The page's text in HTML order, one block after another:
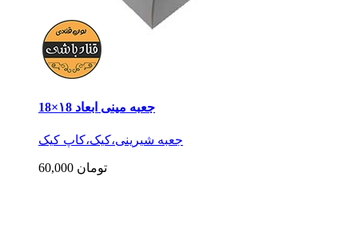
جعبه مینی ابعاد ۱8×18
جعبه شیرینی،کیک،کاپ کیک
60,000 تومان